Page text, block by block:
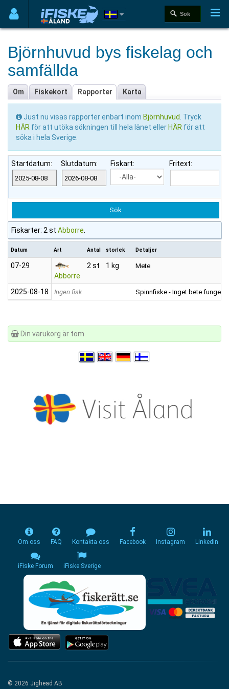
Björnhuvud bys fiskelag och
samfällda
Om Fiskekort Rapporter Karta
Just nu visas rapporter enbart inom Björnhuvud . Tryck
HÄR för att utöka sökningen till hela länet eller HÄR för att
söka i hela Sverige.
Startdatum: Slutdatum: Fiskart: Fritext:
Fiskarter: 2 st Abborre
Datum Art Antal storlek Detaljer
07‑29
Abborre
2 st 1 kg Mete
2025‑08‑18 Ingen fisk Spinnfiske - Inget bete
Din varukorg är tom.
Om oss FAQ Kontakta oss Facebook Instagram Linkedin
iFiske Forum iFiske Sverige
© 2026 Jighead AB